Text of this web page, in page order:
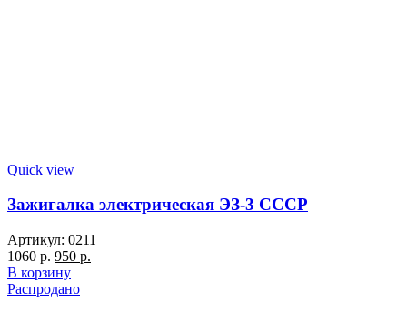
Quick view
Зажигалка электрическая ЭЗ-3 СССР
Артикул: 0211
1060р. Первоначальная
цена
составляла
950 р.
В корзину
Распродано